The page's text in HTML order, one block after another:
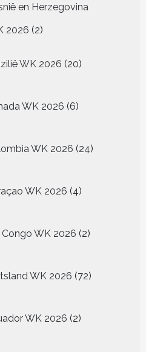
en Herzegovina
2026 22
WK 2026 20
producten
WK 2026 6
producten
WK 2026 24
producten
WK 2026 4
producten
Congo WK 2026 2
producten
WK 2026 72
producten
WK 2026 2
producten